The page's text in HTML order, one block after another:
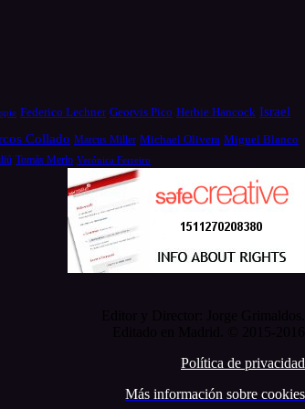
Federico Lechner Georvis Pico Herbie Hancock Israel
Collado Marcus Miller Michael Olivera Miguel Blanco
Tomás Merlo Verónica Ferreiro
Política de privacidad
Más información sobre cookies